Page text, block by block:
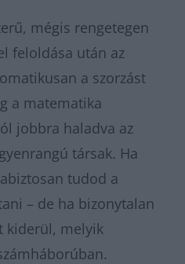
mégis rengetegen
feloldása után az
a szorzást
a matematika
jobbra haladva az
társak. Ha
tudod a
– de ha bizonytalan
kiderül, melyik